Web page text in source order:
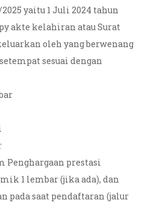
yaitu 1 Juli 2024 tahun
akte kelahiran atau Surat
oleh yang berwenang
sesuai dengan
Penghargaan prestasi
1 lembar (jika ada), dan
pada saat pendaftaran (jalur